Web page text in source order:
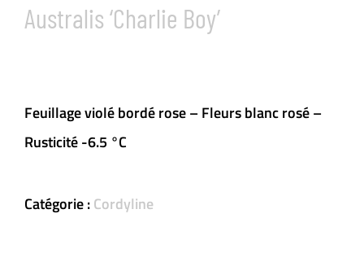
Australis ‘Charlie Boy’
Feuillage violé bordé rose – Fleurs blanc rosé –
Rusticité -6.5 °C
Catégorie :Cordyline